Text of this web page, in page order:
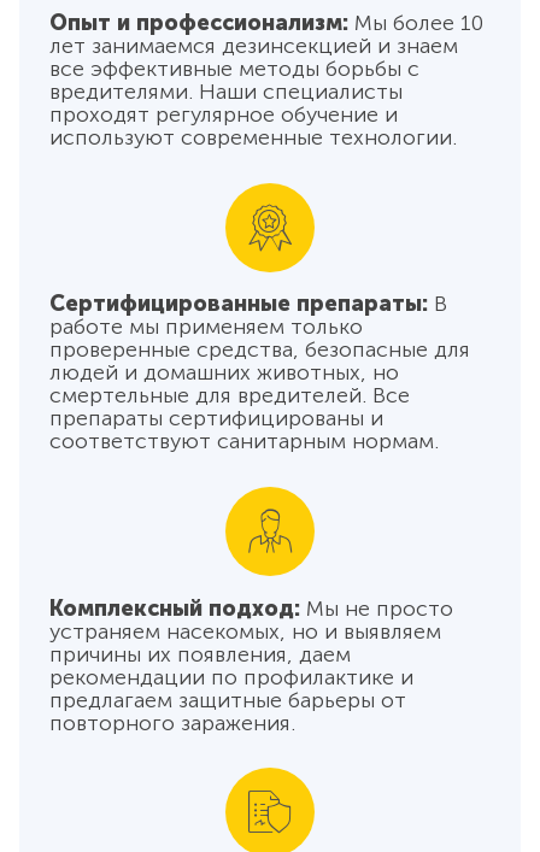
Опыт и профессионализм: Мы более 10
лет занимаемся дезинсекцией и знаем
все эффективные методы борьбы с
вредителями. Наши специалисты
проходят регулярное обучение и
используют современные технологии.
Сертифицированные препараты: В
работе мы применяем только
проверенные средства, безопасные для
людей и домашних животных, но
смертельные для вредителей. Все
препараты сертифицированы и
соответствуют санитарным нормам.
Комплексный подход: Мы не просто
устраняем насекомых, но и выявляем
причины их появления, даем
рекомендации по профилактике и
предлагаем защитные барьеры от
повторного заражения.